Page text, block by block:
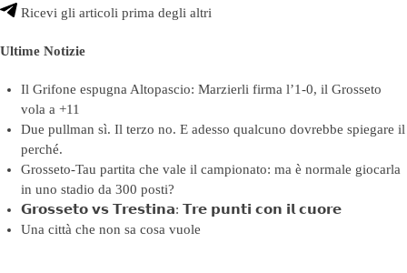
Ricevi gli articoli prima degli altri
Ultime Notizie
Il Grifone espugna Altopascio: Marzierli firma l’1-0, il Grosseto
vola a +11
Due pullman sì. Il terzo no. E adesso qualcuno dovrebbe spiegare il
perché.
Grosseto-Tau partita che vale il campionato: ma è normale giocarla
in uno stadio da 300 posti?
𝗚𝗿𝗼𝘀𝘀𝗲𝘁𝗼 𝘃𝘀 𝗧𝗿𝗲𝘀𝘁𝗶𝗻𝗮: 𝗧𝗿𝗲 𝗽𝘂𝗻𝘁𝗶 𝗰𝗼𝗻 𝗶𝗹 𝗰𝘂𝗼𝗿𝗲
Una città che non sa cosa vuole